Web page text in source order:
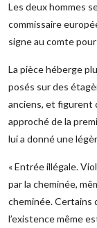
Les deux hommes
commissaire
signe au comte
La pièce héberge
posés sur des
anciens, et figurent
approché de la
lui a donné une
« Entrée illégale.
par la cheminée,
cheminée. Certains
l’existence même